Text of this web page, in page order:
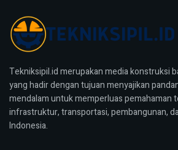
Tekniksipil.id merupakan media konstruksi
yang hadir dengan tujuan menyajikan
mendalam untuk memperluas pemahaman
infrastruktur, transportasi, pembangunan,
Indonesia.